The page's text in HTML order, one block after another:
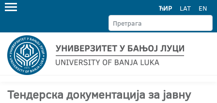
ЋИР LAT EN
Тендерска документација за јавну